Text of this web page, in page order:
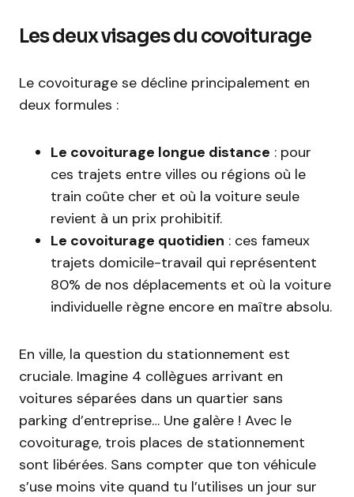
Les deux visages du covoiturage
Le covoiturage se décline principalement en
deux formules :
Le covoiturage longue distance : pour
ces trajets entre villes ou régions où le
train coûte cher et où la voiture seule
revient à un prix prohibitif.
Le covoiturage quotidien : ces fameux
trajets domicile-travail qui représentent
80% de nos déplacements et où la voiture
individuelle règne encore en maître absolu.
En ville, la question du stationnement est
cruciale. Imagine 4 collègues arrivant en
voitures séparées dans un quartier sans
parking d’entreprise… Une galère ! Avec le
covoiturage, trois places de stationnement
sont libérées. Sans compter que ton véhicule
s’use moins vite quand tu l’utilises un jour sur